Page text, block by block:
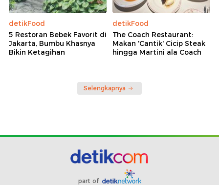
detikFood
5 Restoran Bebek Favorit di
Jakarta, Bumbu Khasnya
Bikin Ketagihan
detikFood
The Coach Restaurant:
Makan 'Cantik' Cicip Steak
hingga Martini ala Coach
Selengkapnya
part of